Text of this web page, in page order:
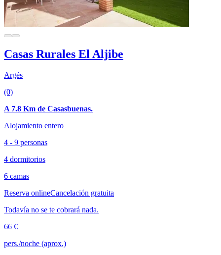
Casas Rurales El Aljibe
Argés
(0)
A 7.8 Km de Casasbuenas.
Alojamiento entero
4 - 9 personas
4 dormitorios
6 camas
Reserva onlineCancelación gratuita
Todavía no se te cobrará nada.
66 €
pers./noche (aprox.)